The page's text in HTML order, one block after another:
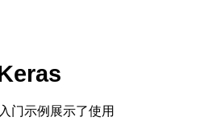
门示例展示了使用